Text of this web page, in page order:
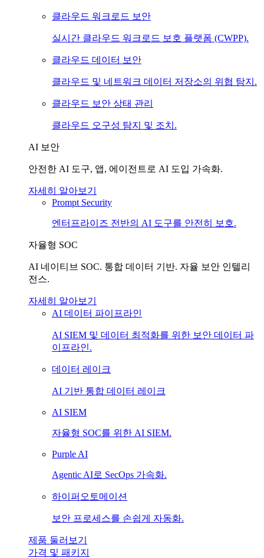
클라우드 워크로드 보안
실시간 클라우드 워크로드 보호 플랫폼 (CWPP).
클라우드 데이터 보안
클라우드 및 네트워크 데이터 저장소의 위협 탐지.
클라우드 보안 상태 관리
클라우드 오구성 탐지 및 조치.
AI 보안
안전한 AI 도구, 앱, 에이전트로 AI 도입 가속화.
자세히 알아보기
Prompt Security
엔터프라이즈 전반의 AI 도구를 안전히 보호.
자율형 SOC
AI 네이티브 SOC. 통합 데이터 기반. 자율 보안 인텔리
전스.
자세히 알아보기
AI 데이터 파이프라인
AI SIEM 및 데이터 최적화를 위한 보안 데이터 파
이프라인.
데이터 레이크
AI 기반 통합 데이터 레이크
AI SIEM
자율형 SOC를 위한 AI SIEM.
Purple AI
Agentic AI로 SecOps 가속화.
하이퍼오토메이션
보안 프로세스를 손쉽게 자동화.
제품 둘러보기
가격 및 패키지